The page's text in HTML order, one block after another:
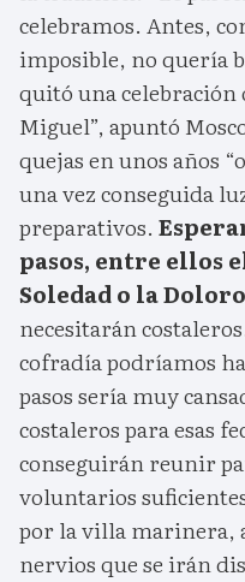
celebramos. Antes,
imposible, no quería
quitó una celebración
Miguel”, apuntó
quejas en unos años
una vez conseguida
preparativos.
pasos, entre ellos
Soledad o la
necesitarán
cofradía podríamos
pasos sería muy
costaleros para esas
conseguirán reunir
voluntarios
por la villa marinera,
nervios que se irán